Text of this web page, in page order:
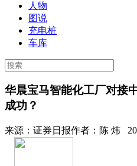
人物
图说
充电桩
车库
华晨宝马智能化工厂对接
成功？
来源： 证券日报作者： 陈 炜